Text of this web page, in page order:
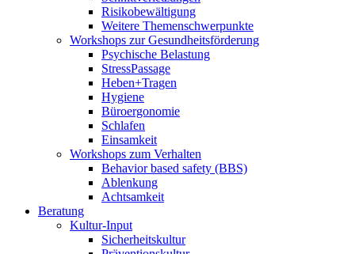
Risikobewältigung
Weitere Themenschwerpunkte
Workshops zur Gesundheitsförderung
Psychische Belastung
StressPassage
Heben+Tragen
Hygiene
Büroergonomie
Schlafen
Einsamkeit
Workshops zum Verhalten
Behavior based safety (BBS)
Ablenkung
Achtsamkeit
Beratung
Kultur-Input
Sicherheitskultur